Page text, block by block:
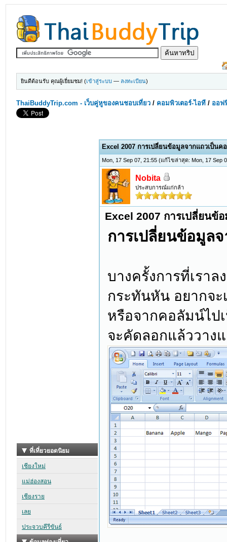
ยินดีต้อนรับ คุณผู้เยี่ยมชม! (เข้าสู่ระบบ — ลงทะเบียน)
ThaiBuddyTrip.com - เว็บคู่หูของคนชอบเที่ยว / คอมพิวเตอร์-ไอที / ออฟ
Excel 2007 การเปลี่ยนข้อมูลจากแถวเป็นค
Mon, 17 Sep 07, 21:55(แก้ไขล่าสุด: Mon, 17 Sep
Nobita
ประสบการณ์แก่กล้า
Excel 2007 การเปลี่ยนข้
การเปลี่ยนข้อมูล
บางครั้งการที่เรา
กระทันหัน อยากจ
หรือจากคอลัมน์ไป
จะคัดลอกแล้ววาง